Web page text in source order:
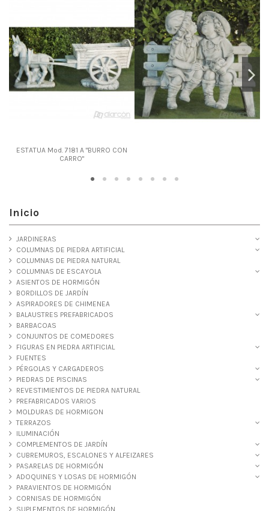
ESTATUA Mod. 7181 A "BURRO CON
CARRO"
Inicio
JARDINERAS
COLUMNAS DE PIEDRA ARTIFICIAL
COLUMNAS DE PIEDRA NATURAL
COLUMNAS DE ESCAYOLA
ASIENTOS DE HORMIGÓN
BORDILLOS DE JARDÍN
ASPIRADORES DE CHIMENEA
BALAUSTRES PREFABRICADOS
BARBACOAS
CONJUNTOS DE COMEDORES
FIGURAS EN PIEDRA ARTIFICIAL
FUENTES
PÉRGOLAS Y CARGADEROS
PIEDRAS DE PISCINAS
REVESTIMIENTOS DE PIEDRA NATURAL
PREFABRICADOS VARIOS
MOLDURAS DE HORMIGON
TERRAZOS
ILUMINACIÓN
COMPLEMENTOS DE JARDÍN
CUBREMUROS, ESCALONES Y ALFEIZARES
PASARELAS DE HORMIGÓN
ADOQUINES Y LOSAS DE HORMIGÓN
PARAVIENTOS DE HORMIGÓN
CORNISAS DE HORMIGÓN